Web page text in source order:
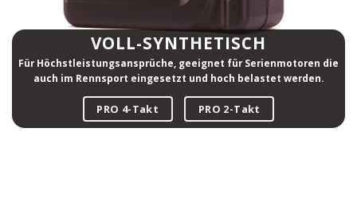
VOLL-SYNTHETISCH
Für Höchstleistungsansprüche, geeignet für Serienmotoren die
auch im Rennsport eingesetzt und hoch belastet werden.
PRO 4-Takt PRO 2-Takt